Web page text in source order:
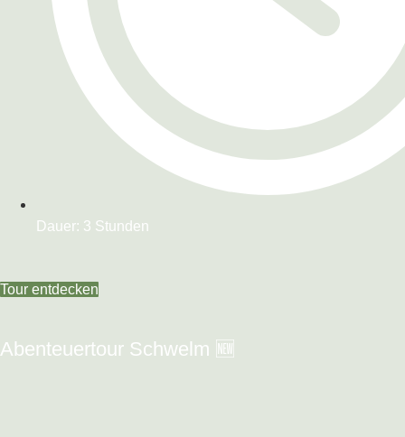
Dauer: 3 Stunden
Tour entdecken
Abenteuertour Schwelm 🆕